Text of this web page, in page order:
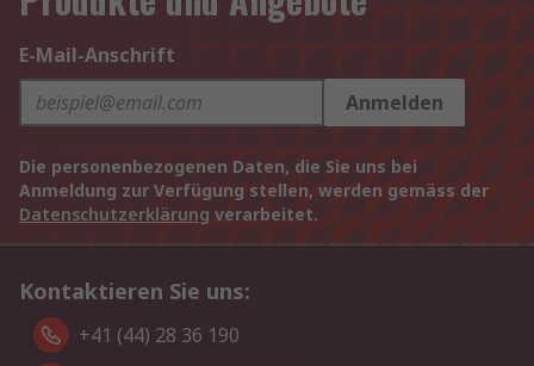
E-Mail-Anschrift
Anmelden
Die personenbezogenen Daten, die Sie uns bei
Anmeldung zur Verfügung stellen, werden gemäss der
Datenschutzerklärung verarbeitet.
Kontaktieren Sie uns:
+41 (44) 28 36 190